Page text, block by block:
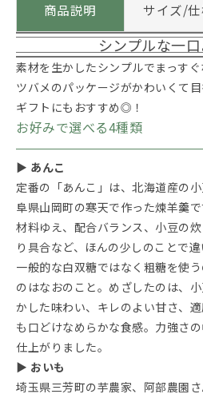
商品説明 サイズ/
シンプルな一
素材を生かしたシンプルでまっすぐ
ツバメのパッケージがかわいくて
ギフトにもおすすめ◎！
お好みで選べる4種類
▶ あんこ
定番の「あんこ」は、北海道産の
阜県山岡町の寒天で作った煉羊羹
材料ゆえ、配合バランス、小豆の
り具合など、ほんの少しのことで
一般的な白双糖ではなく粗糖を使
のはなおのこと。めざしたのは、
かした味わい、キレのよい甘さ、
も口どけなめらかな食感。力強さ
仕上がりました。
▶ おいも
埼玉県三芳町の芋農家、阿部農園